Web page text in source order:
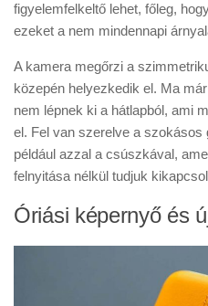
figyelemfelkeltő lehet, főleg,
ezeket a nem mindennapi
A kamera megőrzi a
közepén helyezkedik el. Ma
nem lépnek ki a hátlapból, ami
el. Fel van szerelve a szokásos
például azzal a csúszkával,
felnyitása nélkül tudjuk
Óriási képernyő és